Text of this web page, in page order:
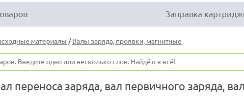
Заправка
материалы /Валы заряда, проявки, магнитные
переноса заряда, вал первичного заряда,